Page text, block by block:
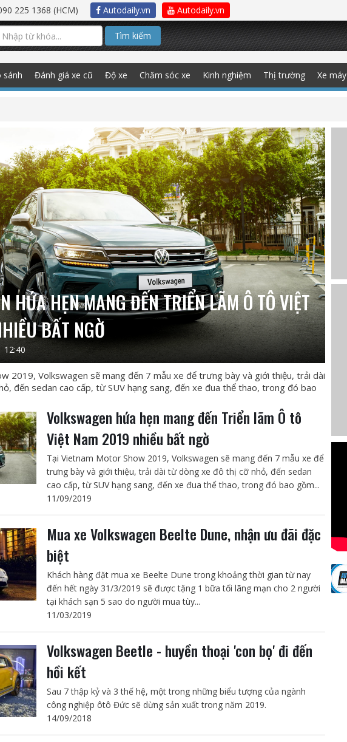
225 1368 (HCM) Autodaily.vn Autodaily.vn
Tìm kiếm
sánh Đánh giá xe cũ Độ xe Chăm sóc xe Kinh nghiệm Thị trường Xe máy
HỨA HẸN MANG ĐẾN TRIỂN LÃM Ô TÔ VIỆT
BẤT NGỜ
2019, Volkswagen sẽ mang đến 7 mẫu xe để trưng bày và giới thiệu, trải dài
đến sedan cao cấp, từ SUV hạng sang, đến xe đua thể thao, trong đó bao
Volkswagen hứa hẹn mang đến Triển lãm Ô tô
Việt Nam 2019 nhiều bất ngờ
Tại Vietnam Motor Show 2019, Volkswagen sẽ mang đến 7 mẫu xe để
trưng bày và giới thiệu, trải dài từ dòng xe đô thị cỡ nhỏ, đến sedan
cao cấp, từ SUV hạng sang, đến xe đua thể thao, trong đó bao gồm...
11/09/2019
Mua xe Volkswagen Beelte Dune, nhận ưu đãi đặc
biệt
Khách hàng đặt mua xe Beelte Dune trong khoảng thời gian từ nay
đến hết ngày 31/3/2019 sẽ được tặng 1 bữa tối lãng mạn cho 2 người
tại khách sạn 5 sao do người mua tùy...
11/03/2019
Volkswagen Beetle - huyền thoại 'con bọ' đi đến
hồi kết
Sau 7 thập kỷ và 3 thế hệ, một trong những biểu tượng của ngành
công nghiệp ôtô Đức sẽ dừng sản xuất trong năm 2019.
14/09/2018